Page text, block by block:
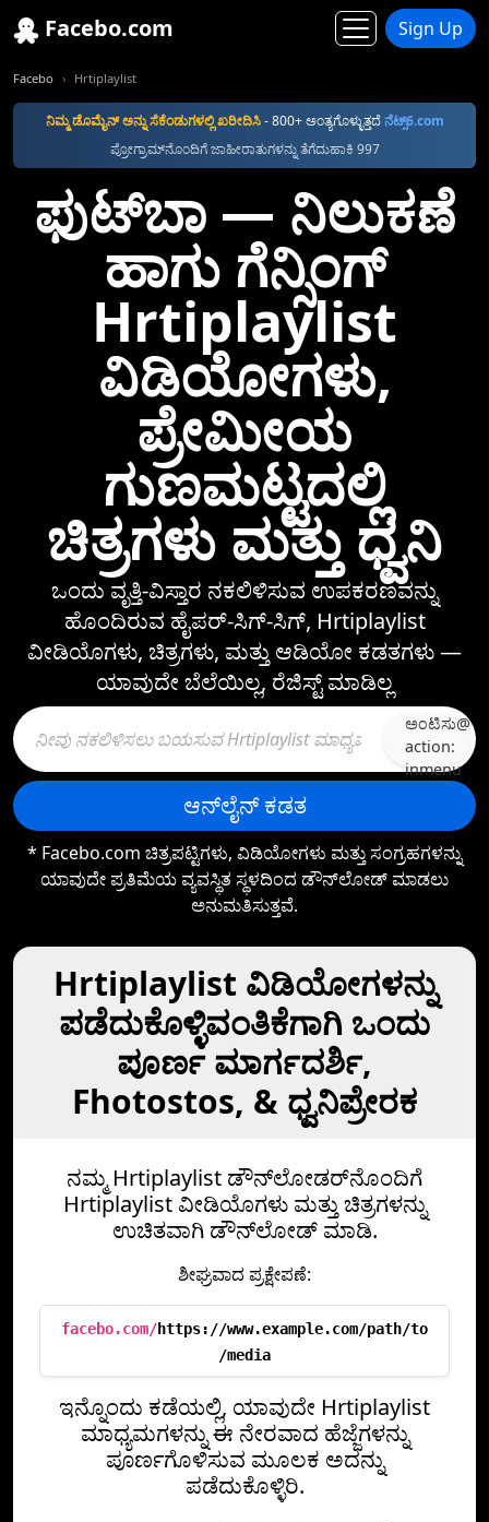
Facebo.com Sign Up
Facebo Hrtiplaylist
ನಿಮ್ಮ ಡೊಮೈನ್‌ ಅನ್ನು ಸೆಕೆಂಡುಗಳಲ್ಲಿ ಖರೀದಿಸಿ- 800+ ಅಂತ್ಯಗೊಳ್ಳುತ್ತದೆನೆಟ್ಸ್6.com
ಪ್ರೋಗ್ರಾಮ್‌ನೊಂದಿಗೆ ಜಾಹೀರಾತುಗಳನ್ನು ತೆಗೆದುಹಾಕಿ 997
ಫುಟ್‌ಬಾ —⁠ ನಿಲುಕಣೆ
ಹಾಗು ಗೆನ್ಸಿಂಗ್
Hrtiplaylist
ವಿಡಿಯೋಗಳು,
ಪ್ರೇಮೀಯ
ಗುಣಮಟ್ಟದಲ್ಲಿ
ಚಿತ್ರಗಳು ಮತ್ತು ಧ್ವನಿ
ಒಂದು ವೃತ್ತಿ-ವಿಸ್ತಾರ ನಕಲಿಳಿಸುವ ಉಪಕರಣವನ್ನು
ಹೊಂದಿರುವ ಹೈಪರ್-ಸಿಗ್-ಸಿಗ್, Hrtiplaylist
ವೀಡಿಯೊಗಳು, ಚಿತ್ರಗಳು, ಮತ್ತು ಆಡಿಯೋ ಕಡತಗಳು —⁠
ಯಾವುದೇ ಬೆಲೆಯಿಲ್ಲ, ರೆಜಿಸ್ಟ್‌ ಮಾಡಿಲ್ಲ
ಅಂಟಿಸು@
action:
inmenu
ಆನ್‌ಲೈನ್ ಕಡತ
* Facebo.com ಚಿತ್ರಪಟ್ಟಿಗಳು, ವಿಡಿಯೋಗಳು ಮತ್ತು ಸಂಗ್ರಹಗಳನ್ನು
ಯಾವುದೇ ಪ್ರತಿಮೆಯ ವ್ಯವಸ್ಥಿತ ಸ್ಥಳದಿಂದ ಡೌನ್‌ಲೋಡ್‌ ಮಾಡಲು
ಅನುಮತಿಸುತ್ತವೆ.
Hrtiplaylist ವಿಡಿಯೋಗಳನ್ನು
ಪಡೆದುಕೊಳ್ಳಿವಂತಿಕೆಗಾಗಿ ಒಂದು
ಪೂರ್ಣ ಮಾರ್ಗದರ್ಶಿ,
Fhotostos, & ಧ್ವನಿಪ್ರೇರಕ
ನಮ್ಮ Hrtiplaylist ಡೌನ್‌ಲೋಡರ್‌ನೊಂದಿಗೆ
Hrtiplaylist ವೀಡಿಯೊಗಳು ಮತ್ತು ಚಿತ್ರಗಳನ್ನು
ಉಚಿತವಾಗಿ ಡೌನ್‌ಲೋಡ್ ಮಾಡಿ.
ಶೀಘ್ರವಾದ ಪ್ರಕ್ಷೇಪಣೆ:
facebo.com/https://www.example.com/path/to
/media
ಇನ್ನೊಂದು ಕಡೆಯಲ್ಲಿ, ಯಾವುದೇ Hrtiplaylist
ಮಾಧ್ಯಮಗಳನ್ನು ಈ ನೇರವಾದ ಹೆಜ್ಜೆಗಳನ್ನು
ಪೂರ್ಣಗೊಳಿಸುವ ಮೂಲಕ ಅದನ್ನು
ಪಡೆದುಕೊಳ್ಳಿರಿ.